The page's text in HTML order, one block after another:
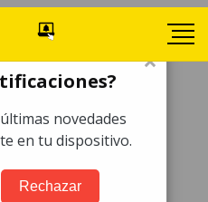
×
novedades
en tu dispositivo.
Rechazar